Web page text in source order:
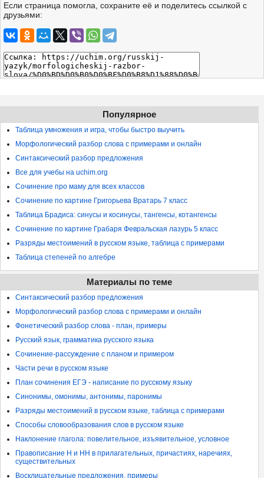
Если страница помогла, сохраните её и поделитесь ссылкой с
друзьями:
Популярное
Таблица умножения и игра, чтобы быстро выучить
Морфологический разбор слова с примерами и онлайн
Синтаксический разбор предложения
Все для учебы на uchim.org
Сочинение про маму для всех классов
Сочинение по картине Григорьева Вратарь 7 класс
Таблица Брадиса: синусы и косинусы, тангенсы, котангенсы
Сочинение по картине Грабаря Февральская лазурь 5 класс
Разряды местоимений в русском языке, таблица с примерами
Таблица степеней по алгебре
Материалы по теме
Синтаксический разбор предложения
Морфологический разбор слова с примерами и онлайн
Фонетический разбор слова - план, примеры
Русский язык, грамматика русского языка
Сочинение-рассуждение с планом и примером
Части речи в русском языке
План сочинения ЕГЭ - написание по русскому языку
Синонимы, омонимы, антонимы, паронимы
Разряды местоимений в русском языке, таблица с примерами
Способы словообразования слов в русском языке
Наклонение глагола: повелительное, изъявительное, условное
Правописание Н и НН в прилагательных, причастиях, наречиях,
существительных
Восклицательные предложения, примеры